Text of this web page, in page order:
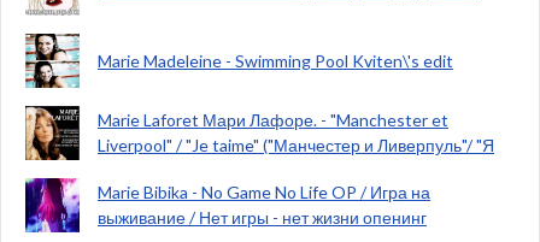
Marie Madeleine - Swimming Pool Kviten\'s edit
Marie Laforet Мари Лафоре. - "Manchester et
Liverpool" / "Je taime" ("Манчестер и Ливерпуль"/ "Я
Marie Bibika - No Game No Life OP / Игра на
выживание / Нет игры - нет жизни опенинг